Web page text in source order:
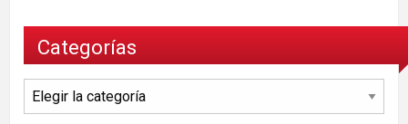
Categorías
Categorías